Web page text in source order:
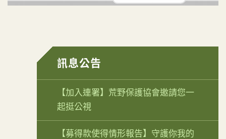
訊息公告
【加入連署】荒野保護協會邀請您一
起挺公視
【募得款使得情形報告】守護你我的